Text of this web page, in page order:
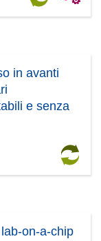
in avanti
e senza
on-a-chip